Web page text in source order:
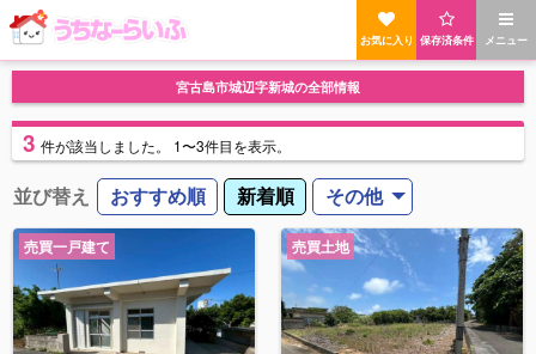
メニュー
保存済条件
お気に入り
宮古島市城辺字新城の全部情報
3 件が該当しました。 1〜3件目を表示。
並び替え おすすめ順 新着順 その他
売買一戸建て 売買土地